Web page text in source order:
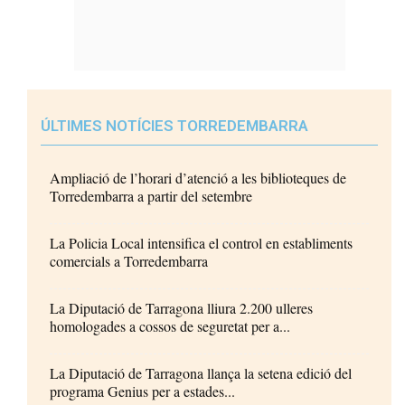
ÚLTIMES NOTÍCIES TORREDEMBARRA
Ampliació de l’horari d’atenció a les biblioteques de
Torredembarra a partir del setembre
La Policia Local intensifica el control en establiments
comercials a Torredembarra
La Diputació de Tarragona lliura 2.200 ulleres
homologades a cossos de seguretat per a...
La Diputació de Tarragona llança la setena edició del
programa Genius per a estades...